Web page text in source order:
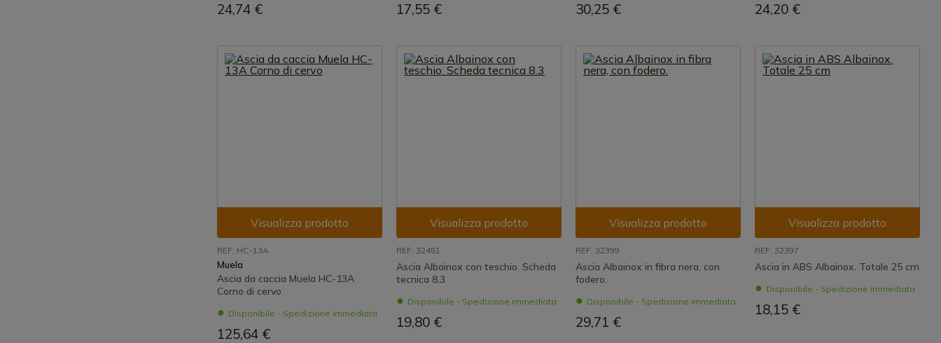
24,74 € 17,55 € 30,25 € 24,20 €
Visualizza prodotto
REF: HC-13A
Muela
Ascia da caccia Muela HC-13A
Corno di cervo
Disponibile - Spedizione immediata
125,64 €
Visualizza prodotto
REF: 32451
Ascia Albainox con teschio. Scheda
tecnica 8.3
Disponibile - Spedizione immediata
19,80 €
Visualizza prodotto
REF: 32399
Ascia Albainox in fibra nera, con
fodero.
Disponibile - Spedizione immediata
29,71 €
Visualizza prodotto
REF: 32397
Ascia in ABS Albainox. Totale 25 cm
Disponibile - Spedizione immediata
18,15 €